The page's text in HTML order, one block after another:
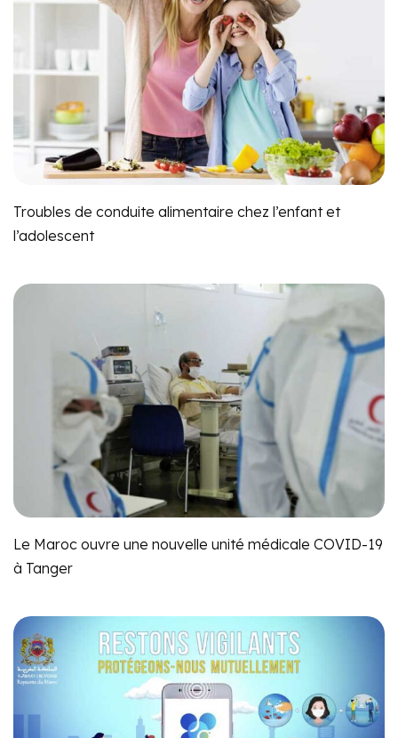
Troubles de conduite alimentaire chez l’enfant et
l’adolescent
Le Maroc ouvre une nouvelle unité médicale COVID-19
à Tanger